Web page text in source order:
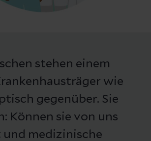
stehen einem
wie
gegenüber. Sie
Können sie von uns
und medizinische